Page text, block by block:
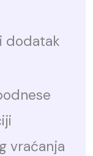
vraćanja